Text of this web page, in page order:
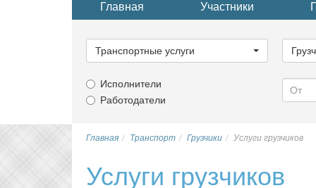
Главная Участники
категорию...
Транспортные услуги
Исполнители
Работодатели
Главная Транспорт Грузчики Услуги грузчиков
Услуги грузчиков